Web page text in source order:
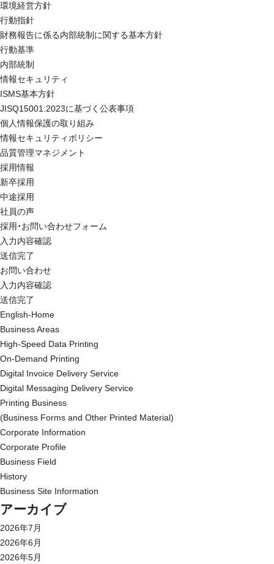
環境経営方針
行動指針
財務報告に係る内部統制に関する基本方針
行動基準
内部統制
情報セキュリティ
ISMS基本方針
JISQ15001:2023に基づく公表事項
個人情報保護の取り組み
情報セキュリティポリシー
品質管理マネジメント
採用情報
新卒採用
中途採用
社員の声
採用・お問い合わせフォーム
入力内容確認
送信完了
お問い合わせ
入力内容確認
送信完了
English-Home
Business Areas
High-Speed Data Printing
On-Demand Printing
Digital Invoice Delivery Service
Digital Messaging Delivery Service
Printing Business
(Business Forms and Other Printed Material)
Corporate Information
Corporate Profile
Business Field
History
Business Site Information
アーカイブ
2026年7月
2026年6月
2026年5月